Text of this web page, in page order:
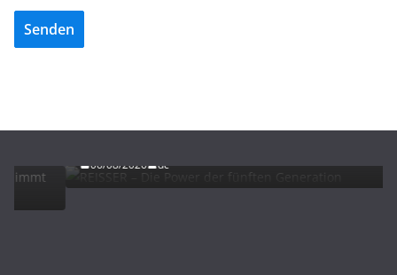
Senden
REISSER – Die Power der fünften Generation
06/08/2026 dc